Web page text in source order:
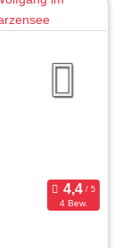
4 Bew.